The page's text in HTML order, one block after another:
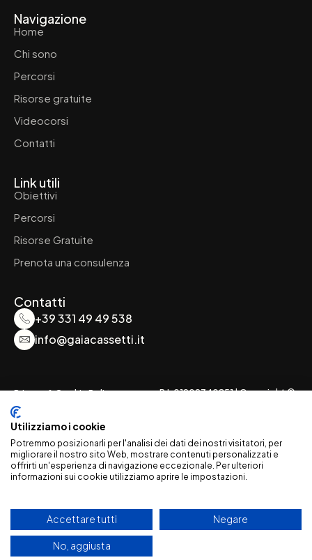
Navigazione
Home
Chi sono
Percorsi
Risorse gratuite
Videocorsi
Contatti
Link utili
Obiettivi
Percorsi
Risorse Gratuite
Prenota una consulenza
Contatti
+39 331 49 49 538
info@gaiacassetti.it
P.I: 01909340851 | Copyright ©
Privacy & Cookie Policy
Utilizziamo i cookie
Potremmo posizionarli per l'analisi dei dati dei nostri visitatori, per
migliorare il nostro sito Web, mostrare contenuti personalizzati e
offrirti un'esperienza di navigazione eccezionale. Per ulteriori
informazioni sui cookie utilizziamo aprire le impostazioni.
Accettare tutti Negare
No, aggiusta